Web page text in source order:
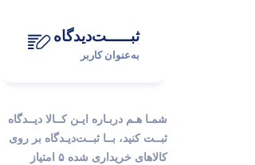
ثبـــــت‌دیدگاه
به‌عنوان کاربر
شمـا هـم دربـاره ایـن کــالا دیــدگاه
ثبــت کنید، بــا ثبــت‌دیـدگاه بر روی
کالاهای خریداری شده ۵ امتیاز